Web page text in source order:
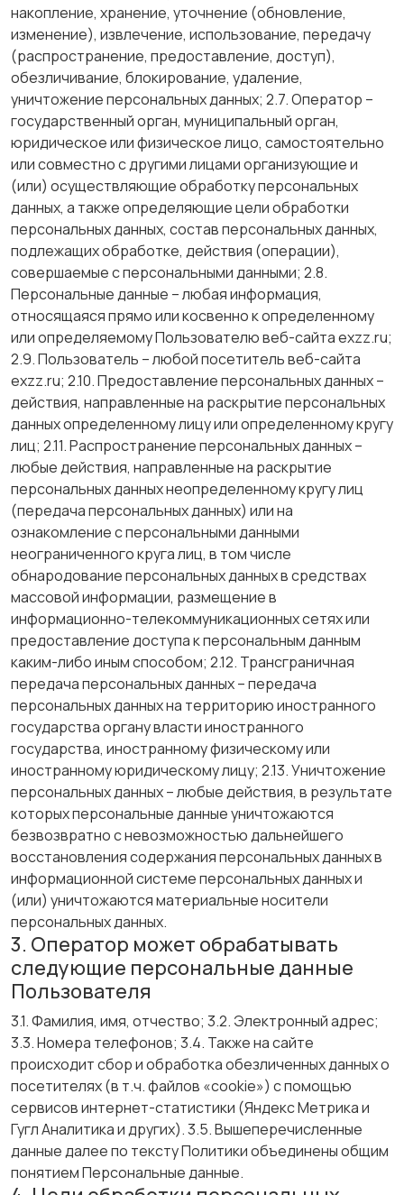
накопление, хранение, уточнение (обновление,
изменение), извлечение, использование, передачу
(распространение, предоставление, доступ),
обезличивание, блокирование, удаление,
уничтожение персональных данных; 2.7. Оператор –
государственный орган, муниципальный орган,
юридическое или физическое лицо, самостоятельно
или совместно с другими лицами организующие и
(или) осуществляющие обработку персональных
данных, а также определяющие цели обработки
персональных данных, состав персональных данных,
подлежащих обработке, действия (операции),
совершаемые с персональными данными; 2.8.
Персональные данные – любая информация,
относящаяся прямо или косвенно к определенному
или определяемому Пользователю веб-сайта exzz.ru;
2.9. Пользователь – любой посетитель веб-сайта
exzz.ru; 2.10. Предоставление персональных данных –
действия, направленные на раскрытие персональных
данных определенному лицу или определенному кругу
лиц; 2.11. Распространение персональных данных –
любые действия, направленные на раскрытие
персональных данных неопределенному кругу лиц
(передача персональных данных) или на
ознакомление с персональными данными
неограниченного круга лиц, в том числе
обнародование персональных данных в средствах
массовой информации, размещение в
информационно-телекоммуникационных сетях или
предоставление доступа к персональным данным
каким-либо иным способом; 2.12. Трансграничная
передача персональных данных – передача
персональных данных на территорию иностранного
государства органу власти иностранного
государства, иностранному физическому или
иностранному юридическому лицу; 2.13. Уничтожение
персональных данных – любые действия, в результате
которых персональные данные уничтожаются
безвозвратно с невозможностью дальнейшего
восстановления содержания персональных данных в
информационной системе персональных данных и
(или) уничтожаются материальные носители
персональных данных.
3. Оператор может обрабатывать
следующие персональные данные
Пользователя
3.1. Фамилия, имя, отчество; 3.2. Электронный адрес;
3.3. Номера телефонов; 3.4. Также на сайте
происходит сбор и обработка обезличенных данных о
посетителях (в т.ч. файлов «cookie») с помощью
сервисов интернет-статистики (Яндекс Метрика и
Гугл Аналитика и других). 3.5. Вышеперечисленные
данные далее по тексту Политики объединены общим
понятием Персональные данные.